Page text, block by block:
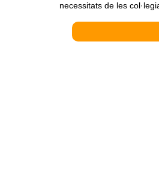
necessitats de les